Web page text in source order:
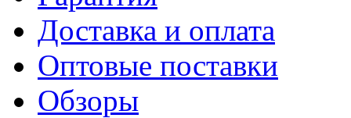
Доставка и оплата
Оптовые поставки
Обзоры